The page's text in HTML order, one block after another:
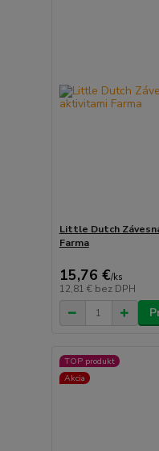
Little Dutch
Farma
15,76 €/ks
12,81 € bez DPH
TOP produkt
Akcia